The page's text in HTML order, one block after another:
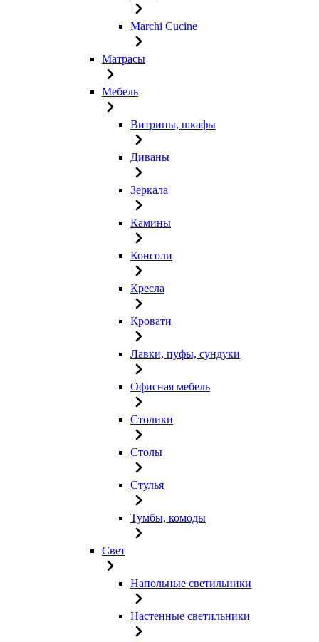
Marchi Cucine
Матрасы
Мебель
Витрины, шкафы
Диваны
Зеркала
Камины
Консоли
Кресла
Кровати
Лавки, пуфы, сундуки
Офисная мебель
Столики
Столы
Стулья
Тумбы, комоды
Свет
Напольные светильники
Настенные светильники